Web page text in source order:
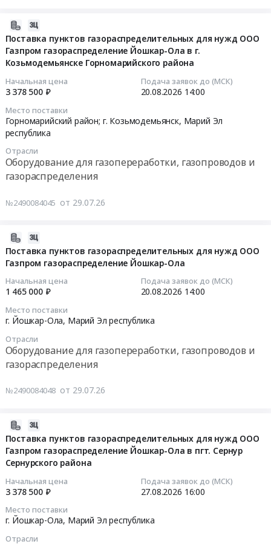
Поставка пунктов газораспределительных для нужд ООО
Газпром газораспределение Йошкар-Ола в г.
Козьмодемьянске Горномарийского района
Начальная цена
3 378 500 ₽
Подача заявок до (МСК)
20.08.2026 14:00
Место поставки
Горномарийский район; г. Козьмодемьянск, Марий Эл
республика
Отрасли
Оборудование для газопереработки, газопроводов и
газораспределения
№2490084045 от 29.07.26
Поставка пунктов газораспределительных для нужд ООО
Газпром газораспределение Йошкар-Ола
Начальная цена
1 465 000 ₽
Подача заявок до (МСК)
20.08.2026 14:00
Место поставки
г. Йошкар-Ола, Марий Эл республика
Отрасли
Оборудование для газопереработки, газопроводов и
газораспределения
№2490084048 от 29.07.26
Поставка пунктов газораспределительных для нужд ООО
Газпром газораспределение Йошкар-Ола в пгт. Сернур
Сернурского района
Начальная цена
3 378 500 ₽
Подача заявок до (МСК)
27.08.2026 16:00
Место поставки
г. Йошкар-Ола, Марий Эл республика
Отрасли